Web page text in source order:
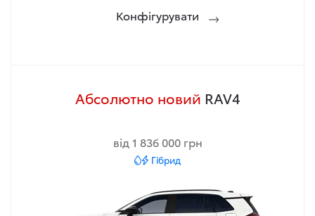
Конфігурувати
Абсолютно новий RAV4
від 1 836 000 грн
Гібрид